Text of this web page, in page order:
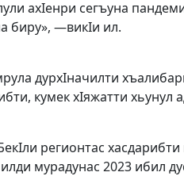
ахIенри сегъуна
биру», —викIи ил.
дурхIначилти
кумек хIяжатти хьунул
регионтас
мурадунас 2023 ибил